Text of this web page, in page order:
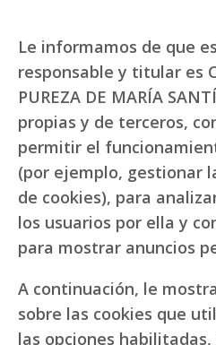
Le informamos de que
responsable y titular es
PUREZA DE MARÍA
propias y de terceros,
permitir el
(por ejemplo, gestionar
de cookies), para
los usuarios por ella y
para mostrar anuncios
A continuación, le
sobre las cookies que
las opciones